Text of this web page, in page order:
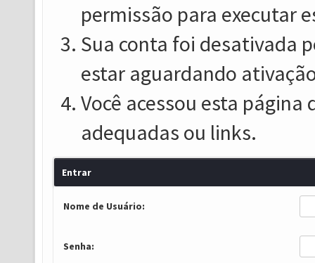
permissão para executar
Sua conta foi desativada
estar aguardando
Você acessou esta
adequadas ou links.
Entrar
Nome de Usuário:
Senha: